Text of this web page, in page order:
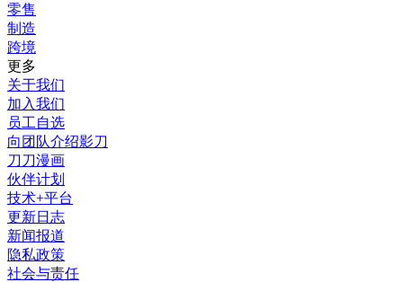
零售
制造
跨境
更多
关于我们
加入我们
员工自选
向团队介绍影刀
刀刀漫画
伙伴计划
技术+平台
更新日志
新闻报道
隐私政策
社会与责任